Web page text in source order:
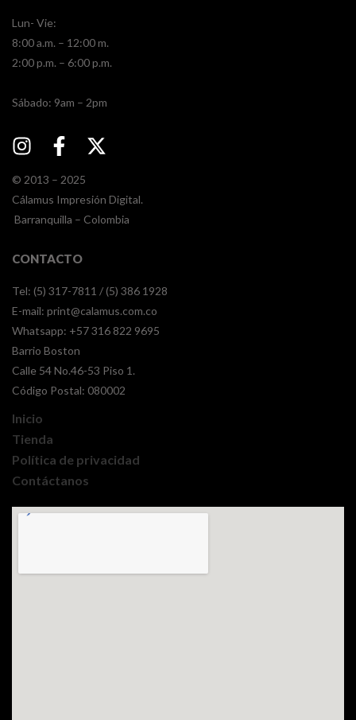
Lun- Vie:
8:00 a.m. – 12:00 m.
2:00 p.m. – 6:00 p.m.
​​Sábado: 9am – 2pm
© 2013 – 2025
Cálamus Impresión Digital.
Barranquilla – Colombia
CONTACTO
Tel: (5) 317-7811 / (5) 386 1928
E-mail: print@calamus.com.co
Whatsapp: +57 316 822 9695
Barrio Boston
Calle 54 No.46-53 Piso 1.
Código Postal: 080002
Inicio
Tienda
Política de privacidad
Contáctanos